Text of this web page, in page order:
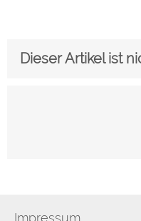
Dieser Artikel ist
Impressum